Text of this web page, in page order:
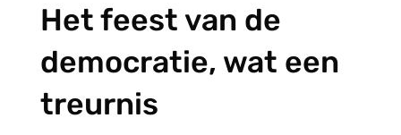
Het feest van de
democratie, wat een
treurnis